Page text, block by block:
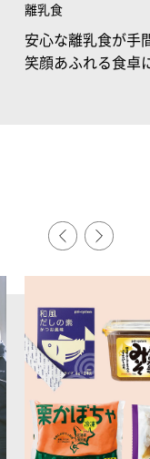
離乳食
安心な離乳食が手
笑顔あふれる食卓